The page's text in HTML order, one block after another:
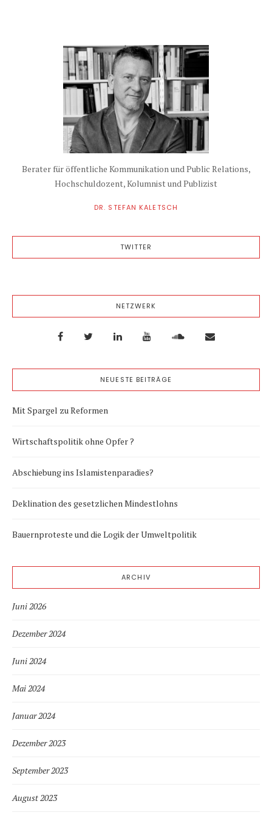
Berater für öffentliche Kommunikation und Public Relations,
Hochschuldozent, Kolumnist und Publizist
DR. STEFAN KALETSCH
TWITTER
NETZWERK
NEUESTE BEITRÄGE
Mit Spargel zu Reformen
Wirtschaftspolitik ohne Opfer ?
Abschiebung ins Islamistenparadies?
Deklination des gesetzlichen Mindestlohns
Bauernproteste und die Logik der Umweltpolitik
ARCHIV
Juni 2026
Dezember 2024
Juni 2024
Mai 2024
Januar 2024
Dezember 2023
September 2023
August 2023